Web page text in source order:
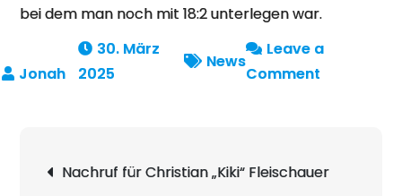
bei dem man noch mit 18:2 unterlegen war.
30. März
2025
News
Leave a
Comment
gegen
Nachruf für Christian „Kiki“ Fleischauer